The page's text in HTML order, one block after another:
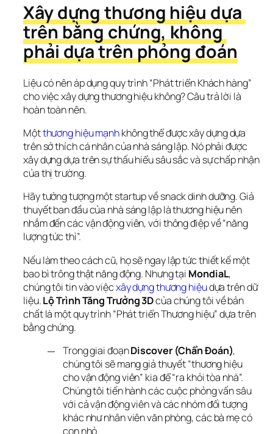
Xây dựng thương hiệu dựa
trên bằng chứng, không
phải dựa trên phỏng đoán
Liệu có nên áp dụng quy trình “Phát triển Khách hàng”
cho việc xây dựng thương hiệu không? Câu trả lời là
hoàn toàn nên.
Một thương hiệu mạnh không thể được xây dựng dựa
trên sở thích cá nhân của nhà sáng lập. Nó phải được
xây dựng dựa trên sự thấu hiểu sâu sắc và sự chấp nhận
của thị trường.
Hãy tưởng tượng một startup về snack dinh dưỡng. Giả
thuyết ban đầu của nhà sáng lập là thương hiệu nên
nhắm đến các vận động viên, với thông điệp về “năng
lượng tức thì”.
Nếu làm theo cách cũ, họ sẽ ngay lập tức thiết kế một
bao bì trông thật năng động. Nhưng tại MondiaL,
chúng tôi tin vào việc xây dựng thương hiệu dựa trên dữ
liệu. Lộ Trình Tăng Trưởng 3D của chúng tôi về bản
chất là một quy trình “Phát triển Thương hiệu” dựa trên
bằng chứng.
Trong giai đoạnDiscover (Chẩn Đoán),
chúng tôi sẽ mang giả thuyết “thương hiệu
cho vận động viên” kia để “ra khỏi tòa nhà”.
Chúng tôi tiến hành các cuộc phỏng vấn sâu
với cả vận động viên và các nhóm đối tượng
khác như nhân viên văn phòng, các bà mẹ có
con nhỏ.